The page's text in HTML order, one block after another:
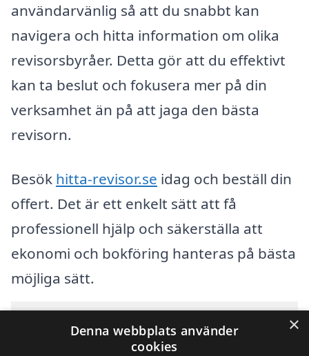
användarvänlig så att du snabbt kan
navigera och hitta information om olika
revisorsbyråer. Detta gör att du effektivt
kan ta beslut och fokusera mer på din
verksamhet än på att jaga den bästa
revisorn.
Besök hitta-revisor.se idag och beställ din
offert. Det är ett enkelt sätt att få
professionell hjälp och säkerställa att
ekonomi och bokföring hanteras på bästa
möjliga sätt.
Översikt över svenska städer som börjar med A
×
Denna webbplats använder
cookies